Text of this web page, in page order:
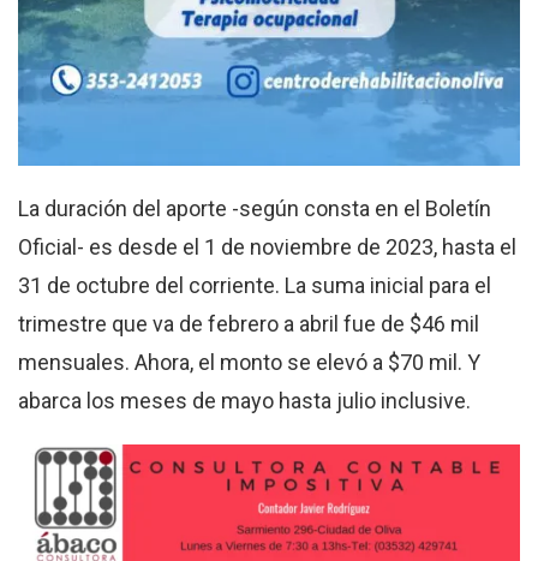
La duración del aporte -según consta en el Boletín
Oficial- es desde el 1 de noviembre de 2023, hasta el
31 de octubre del corriente. La suma inicial para el
trimestre que va de febrero a abril fue de $46 mil
mensuales. Ahora, el monto se elevó a $70 mil. Y
abarca los meses de mayo hasta julio inclusive.